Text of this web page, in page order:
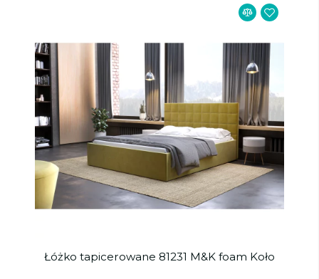
Łóżko tapicerowane 81231 M&K foam Koło